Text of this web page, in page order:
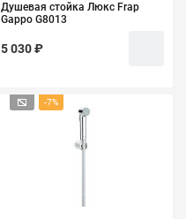
Душевая стойка Люкс Frap
Gappo G8013
5 030 ₽
-7%